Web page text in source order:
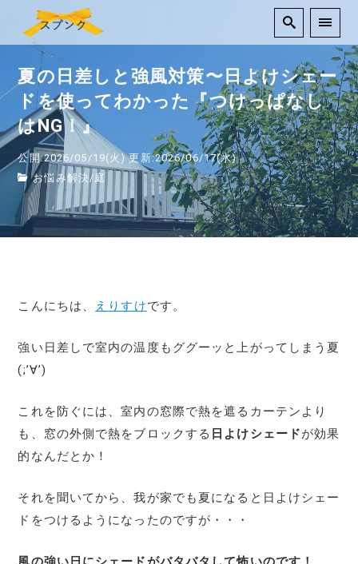
夏の日差しと強風対策〜日よけシェー
ドを使ってわかった『つけっぱなし
はNG！』
公開:2026/05/19(火) 更新:2026/06/17(水)
お悩み解決 /庭
こんにちは、 えりすけです。
強い日差しで室内の温度もググーッと上がってしまう夏
(;’∀’)
これを防ぐには、室内の窓際で熱を遮るカーテンより
も、窓の外側で熱をブロックする 日よけシェードが効果
的なんだとか！
それを聞いてから、我が家でも夏になると日よけシェー
ドをつけるようになったのですが・・・